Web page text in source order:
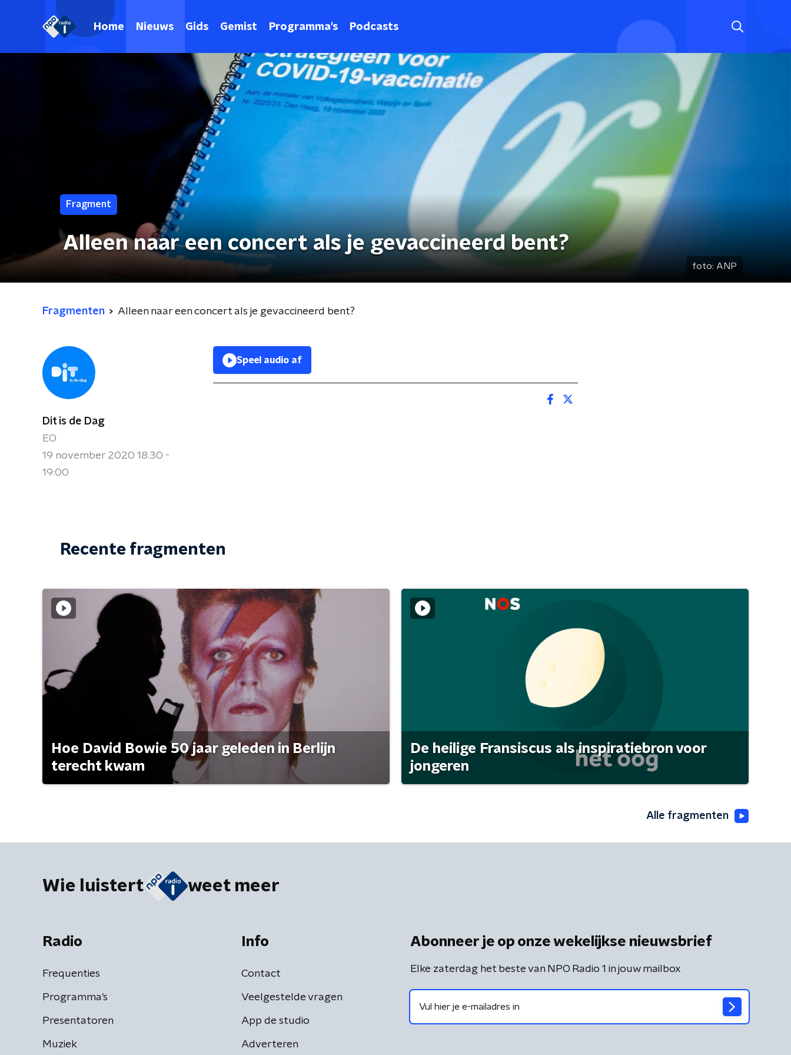
Home Nieuws Gids Gemist Programma's Podcasts
Fragment
Alleen naar een concert als je gevaccineerd bent?
foto: ANP
Fragmenten Alleen naar een concert als je gevaccineerd bent?
Dit is de Dag
EO
19 november 2020 18:30 -
19:00
Speel audio af
Recente fragmenten
Hoe David Bowie 50 jaar geleden in Berlijn
terecht kwam
De heilige Fransiscus als inspiratiebron voor
jongeren
Alle fragmenten
Wie luistert weet meer
Radio
Frequenties
Programma's
Presentatoren
Muziek
Info
Contact
Veelgestelde vragen
App de studio
Adverteren
Abonneer je op onze wekelijkse nieuwsbrief
Elke zaterdag het beste van NPO Radio 1 in jouw mailbox